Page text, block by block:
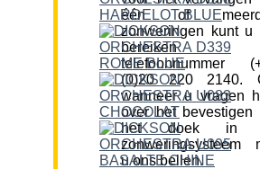
één of
zonweringen kunt u
bereiken
telefoonnummer
(0)20 220 2140.
wanneer u vragen
over het bevestigen
het doek in
zonweringsysteem
u ons bellen.